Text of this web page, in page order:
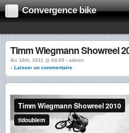
Convergence bike
Timm Wiegmann Showreel
fév 18th, 2011 @ 04:05 › admin
↓ Laisser un commentaire